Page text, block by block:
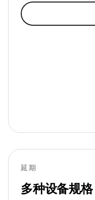
延期
多种设备规格